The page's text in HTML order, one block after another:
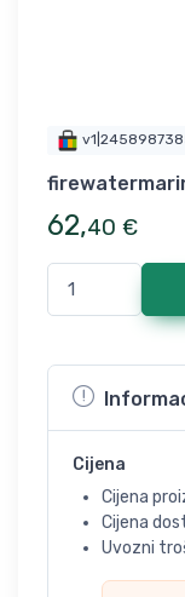
62,40 €
Cijena
Cijena
Cijena
Uvozni